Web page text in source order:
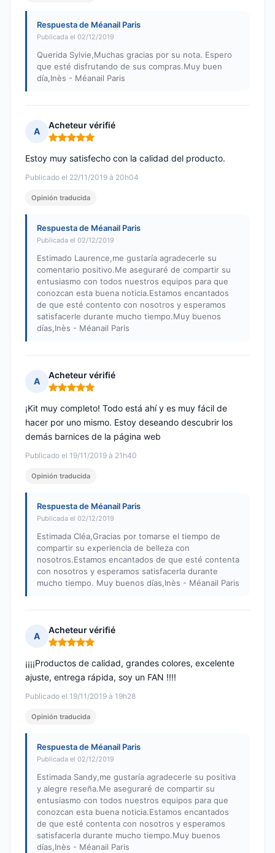
Respuesta de Méanail Paris
Publicada el 02/12/2019
Querida Sylvie,Muchas gracias por su nota. Espero
que esté disfrutando de sus compras.Muy buen
día,Inès - Méanail Paris
A
Acheteur vérifié
Nota: 5 de 5
Publicado el 22/11/2019 à 20h04
Estoy muy satisfecho con la calidad del producto.
Opinión traducida
Respuesta de Méanail Paris
Publicada el 02/12/2019
Estimado Laurence,me gustaría agradecerle su
comentario positivo.Me aseguraré de compartir su
entusiasmo con todos nuestros equipos para que
conozcan esta buena noticia.Estamos encantados
de que esté contento con nosotros y esperamos
satisfacerle durante mucho tiempo.Muy buenos
días,Inès - Méanail Paris
A
Acheteur vérifié
Nota: 5 de 5
Publicado el 19/11/2019 à 21h40
¡Kit muy completo! Todo está ahí y es muy fácil de
hacer por uno mismo. Estoy deseando descubrir los
demás barnices de la página web
Opinión traducida
Respuesta de Méanail Paris
Publicada el 02/12/2019
Estimada Cléa,Gracias por tomarse el tiempo de
compartir su experiencia de belleza con
nosotros.Estamos encantados de que esté contenta
con nosotros y esperamos satisfacerla durante
mucho tiempo. Muy buenos días,Inès - Méanail Paris
A
Acheteur vérifié
Nota: 5 de 5
Publicado el 19/11/2019 à 19h28
¡¡¡¡Productos de calidad, grandes colores, excelente
ajuste, entrega rápida, soy un FAN !!!!
Opinión traducida
Respuesta de Méanail Paris
Publicada el 02/12/2019
Estimada Sandy,me gustaría agradecerle su positiva
y alegre reseña.Me aseguraré de compartir su
entusiasmo con todos nuestros equipos para que
conozcan esta buena noticia.Estamos encantados
de que esté contenta con nosotros y esperamos
satisfacerla durante mucho tiempo.Muy buenos
días,Inès - Méanail Paris